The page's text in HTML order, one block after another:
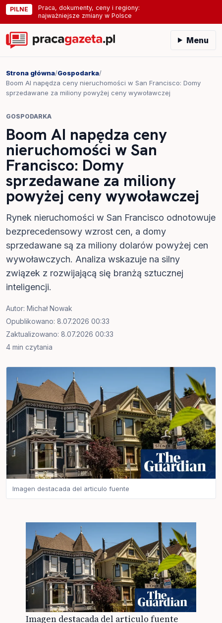
PILNE
Praca, dokumenty, ceny i regiony:
najważniejsze zmiany w Polsce
Menu
Strona główna/Gospodarka/
Boom AI napędza ceny nieruchomości w San Francisco: Domy
sprzedawane za miliony powyżej ceny wywoławczej
GOSPODARKA
Boom AI napędza ceny
nieruchomości w San
Francisco: Domy
sprzedawane za miliony
powyżej ceny wywoławczej
Rynek nieruchomości w San Francisco odnotowuje
bezprecedensowy wzrost cen, a domy
sprzedawane są za miliony dolarów powyżej cen
wywoławczych. Analiza wskazuje na silny
związek z rozwijającą się branżą sztucznej
inteligencji.
Autor: Michał Nowak
Opublikowano: 8.07.2026 00:33
Zaktualizowano: 8.07.2026 00:33
4 min czytania
Imagen destacada del articulo fuente
Imagen destacada del articulo fuente